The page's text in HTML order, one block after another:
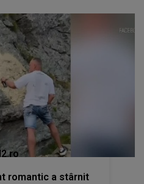
romantic a stârnit